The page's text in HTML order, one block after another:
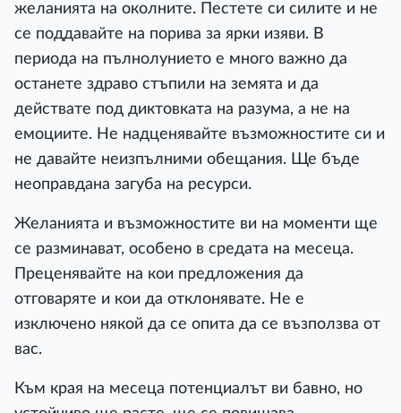
желанията на околните. Пестете си силите и не
се поддавайте на порива за ярки изяви. В
периода на пълнолунието е много важно да
останете здраво стъпили на земята и да
действате под диктовката на разума, а не на
емоциите. Не надценявайте възможностите си и
не давайте неизпълними обещания. Ще бъде
неоправдана загуба на ресурси.
Желанията и възможностите ви на моменти ще
се разминават, особено в средата на месеца.
Преценявайте на кои предложения да
отговаряте и кои да отклонявате. Не е
изключено някой да се опита да се възползва от
вас.
Към края на месеца потенциалът ви бавно, но